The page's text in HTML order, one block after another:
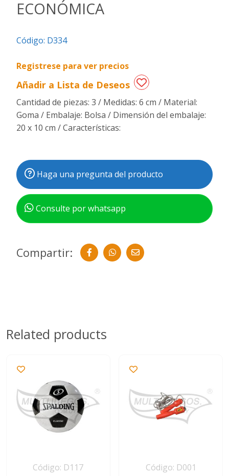
fechas
ECONÓMICA
Código: D334
Registrese para ver precios
Añadir a Lista de Deseos
Cantidad de piezas: 3 / Medidas: 6 cm / Material:
Goma / Embalaje: Bolsa / Dimensión del embalaje:
20 x 10 cm / Características:
Haga una pregunta del producto
Consulte por whatsapp
Compartir:
Related products
Código: D117
Código: D001